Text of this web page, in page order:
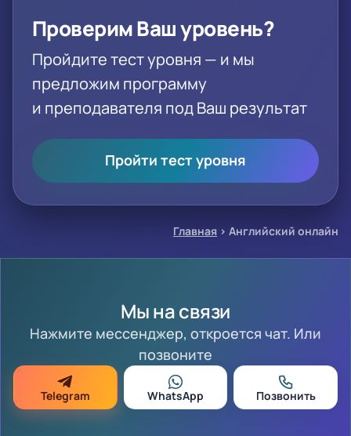
Проверим Ваш уровень?
Пройдите тест уровня — и мы
предложим программу
и преподавателя под Ваш результат
Пройти тест уровня
Главная › Английский онлайн
Мы на связи
Нажмите мессенджер, откроется чат. Или
позвоните
Telegram WhatsApp Позвонить